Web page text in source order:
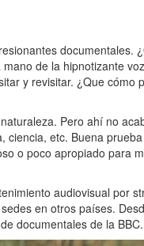
de la hipnotizante
y revisitar. ¿Que
Pero ahí no
etc. Buena
o poco apropiado para
audiovisual
en otros países.
documentales de la BBC.